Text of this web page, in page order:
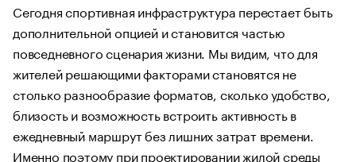
Сегодня спортивная инфраструктура перестает быть
дополнительной опцией и становится частью
повседневного сценария жизни. Мы видим, что для
жителей решающими факторами становятся не
столько разнообразие форматов, сколько удобство,
близость и возможность встроить активность в
ежедневный маршрут без лишних затрат времени.
Именно поэтому при проектировании жилой среды